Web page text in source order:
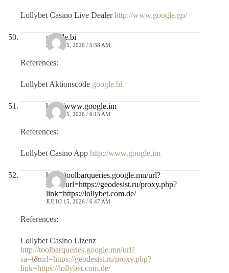
Lollybet Casino Live Dealerhttp://www.google.gp/
google.bi
JULIO 15, 2026 / 5:38 AM
References:
Lollybet Aktionscode google.bi
http://www.google.im
JULIO 15, 2026 / 6:15 AM
References:
Lollybet Casino App http://www.google.im
http://toolbarqueries.google.mn/url?
sa=t&url=https://geodesist.ru/proxy.php?
link=https://lollybet.com.de/
JULIO 15, 2026 / 6:47 AM
References:
Lollybet Casino Lizenz
http://toolbarqueries.google.mn/url?
sa=t&url=https://geodesist.ru/proxy.php?
link=https://lollybet.com.de/